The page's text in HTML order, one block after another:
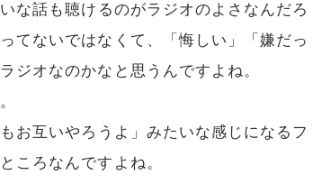
な話も聴けるのがラジオのよさなんだろ
てないではなくて、「悔しい」「嫌だっ
ジオなのかなと思うんですよね。
お互いやろうよ」みたいな感じになるフ
ころなんですよね。